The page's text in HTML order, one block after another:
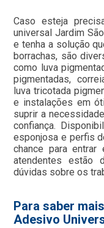
Caso esteja
universal Jardim
e tenha a solução
borrachas, são
como luva
pigmentadas,
luva tricotada
e instalações em
suprir a
confiança.
esponjosa e perfis
chance para
atendentes estão
dúvidas sobre os
Para saber
Adesivo